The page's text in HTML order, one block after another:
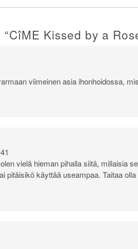
CîME Kissed by a
viimeinen asia ihonhoidossa,
vielä hieman pihalla siitä, millaisia
pitäisikö käyttää useampaa. Taitaa